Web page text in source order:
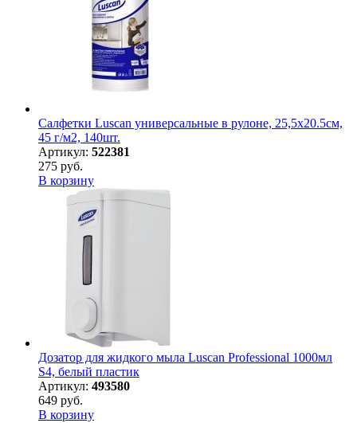
Салфетки Luscan универсальные в рулоне, 25,5х20.5см,
45 г/м2, 140шт.
Артикул: 522381
275 руб.
В корзину
Дозатор для жидкого мыла Luscan Professional 1000мл
S4, белый пластик
Артикул: 493580
649 руб.
В корзину